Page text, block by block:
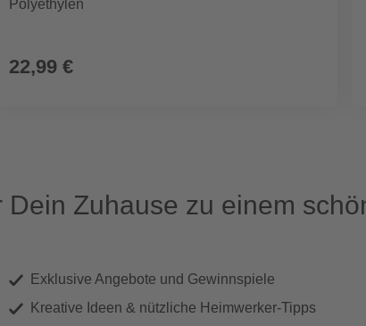
Polyethylen
22,99 €
Zuhause zu einem
Exklusive Angebote und Gewinnspiele
Kreative Ideen & nützliche Heimwerker-Tipps